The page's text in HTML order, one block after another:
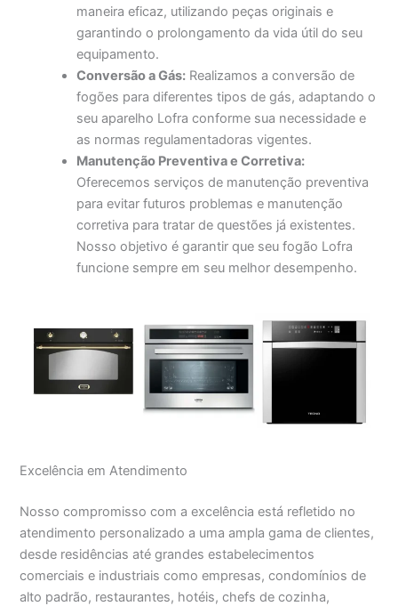
maneira eficaz, utilizando peças originais e
garantindo o prolongamento da vida útil do seu
equipamento.
Conversão a Gás: Realizamos a conversão de
fogões para diferentes tipos de gás, adaptando o
seu aparelho Lofra conforme sua necessidade e
as normas regulamentadoras vigentes.
Manutenção Preventiva e Corretiva:
Oferecemos serviços de manutenção preventiva
para evitar futuros problemas e manutenção
corretiva para tratar de questões já existentes.
Nosso objetivo é garantir que seu fogão Lofra
funcione sempre em seu melhor desempenho.
Excelência em Atendimento
Nosso compromisso com a excelência está refletido no
atendimento personalizado a uma ampla gama de clientes,
desde residências até grandes estabelecimentos
comerciais e industriais como empresas, condomínios de
alto padrão, restaurantes, hotéis, chefs de cozinha,